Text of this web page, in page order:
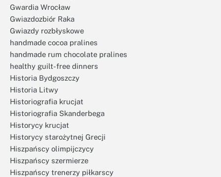
Gwardia Wrocław
Gwiazdozbiór Raka
Gwiazdy rozbłyskowe
handmade cocoa pralines
handmade rum chocolate pralines
healthy guilt-free dinners
Historia Bydgoszczy
Historia Litwy
Historiografia krucjat
Historiografia Skanderbega
Historycy krucjat
Historycy starożytnej Grecji
Hiszpańscy olimpijczycy
Hiszpańscy szermierze
Hiszpańscy trenerzy piłkarscy